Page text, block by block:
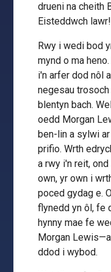
drueni na cheith
Eisteddwch lawr!
Rwy i wedi bod
mynd o ma
i'n arfer dod nôl
negesau trosoch
blentyn bach.
oedd Morgan
ben-lin a sylwi
prifio. Wrth
a rwy i'n reit,
own, yr own i
poced gydag e.
flynedd yn ôl, fe
hynny mae fe
Morgan
ddod i wybod.